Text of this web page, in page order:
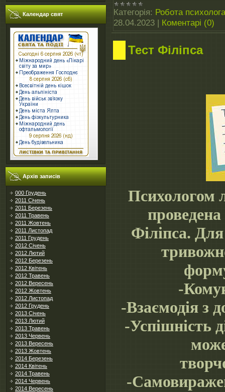
Календар свят
Архів записів
000 Грудень
2011 Січень
2011 Березень
2011 Травень
2011 Жовтень
2011 Листопад
2011 Грудень
2012 Січень
2012 Лютий
2012 Березень
2012 Квітень
2012 Травень
2012 Вересень
2012 Жовтень
2012 Листопад
2012 Грудень
2013 Січень
2013 Лютий
2013 Травень
2013 Червень
2013 Вересень
2013 Жовтень
2014 Березень
2014 Квітень
2014 Травень
2014 Червень
2014 Вересень
Категорія: Робота психолога
28.04.2023 | Коментарі (0)
Тест Філіпса
Психологом
Філіпса.
-
-Взаємодія з
-Успішність
-